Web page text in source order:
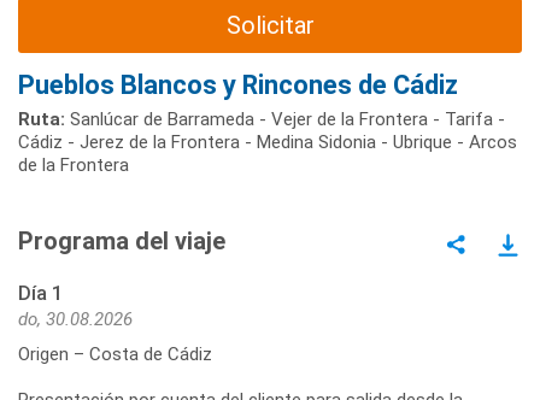
Solicitar
Pueblos Blancos y Rincones de Cádiz
Ruta: Sanlúcar de Barrameda - Vejer de la Frontera - Tarifa -
Cádiz - Jerez de la Frontera - Medina Sidonia - Ubrique - Arcos
de la Frontera
Programa del viaje
Día 1
do, 30.08.2026
Origen – Costa de Cádiz